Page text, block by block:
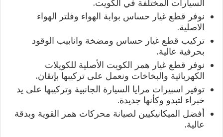
السيارات المختلفة في الكويت.
نوفر قطع غيار حساس بوابة الهواء وفلتر الهواء
الاصلية.
تركيب قطع غيار حساس ومضخة وانابيب الوقود
بحرفية عالية.
نوفر قطع غيار همر الكويت الأصلية للكويلات
الكهربائية والبخاخات ونعمل على تركيبها بإتقان.
توفير اسبيرات مرايا السيارة الجانبية وتركيبها على يد
خبراء لتبدو وكأنها جديدة.
أفضل الميكانيكيين لصيانة محركات همر القوية وبدقة
عالية.